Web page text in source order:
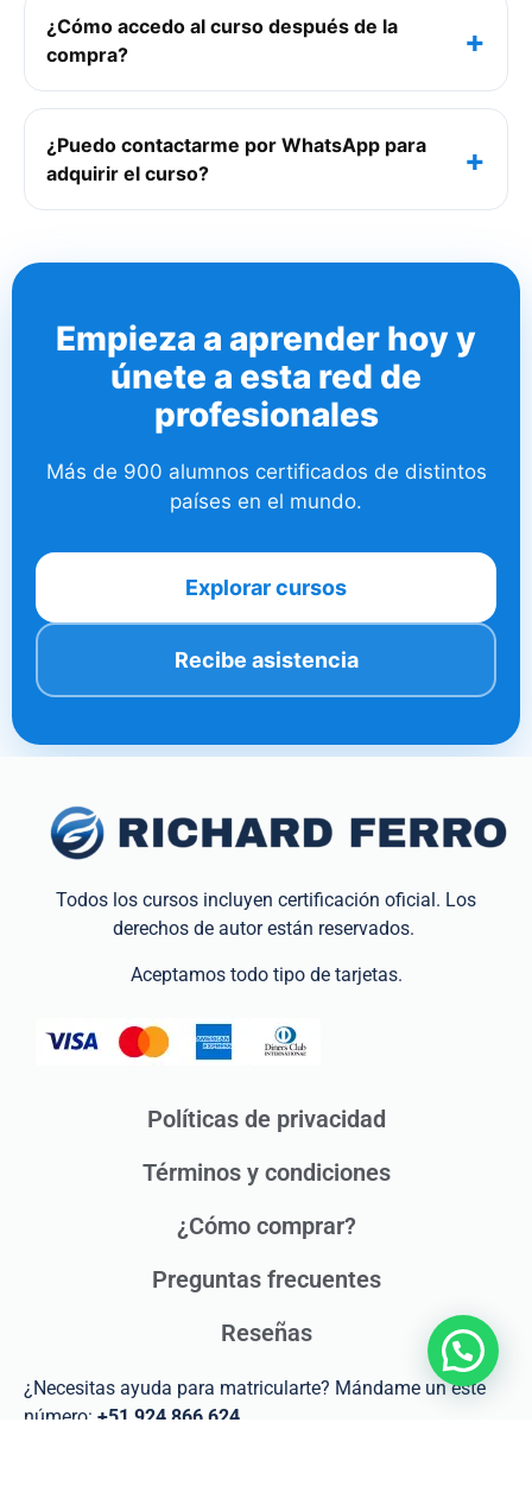
¿Cómo accedo al curso después de la
compra?
¿Puedo contactarme por WhatsApp para
adquirir el curso?
Empieza a aprender hoy y
únete a esta red de
profesionales
Más de 900 alumnos certificados de distintos
países en el mundo.
Explorar cursos
Recibe asistencia
Todos los cursos incluyen certificación oficial. Los
derechos de autor están reservados.
Aceptamos todo tipo de tarjetas.
Políticas de privacidad
Términos y condiciones
¿Cómo comprar?
Preguntas frecuentes
Reseñas
¿Necesitas ayuda para matricularte? Mándame un este
número: +51 924 866 624